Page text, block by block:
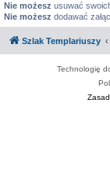
Nie możesz usuwać
Nie możesz dodawać
Szlak Templariuszy
Technologię